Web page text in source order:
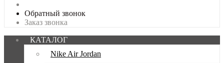
Обратный звонок
Заказ звонка
КАТАЛОГ
Nike Air Jordan